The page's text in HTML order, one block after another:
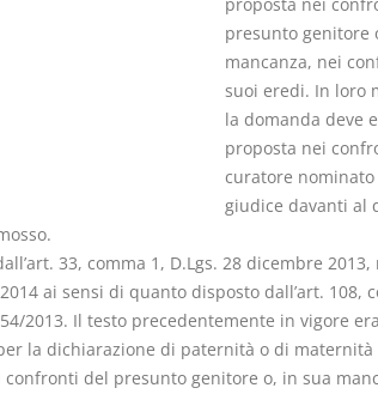
presunto genitore
mancanza, nei
suoi eredi. In loro
la domanda deve
proposta nei
curatore nominato
giudice davanti al
33, comma 1, D.Lgs. 28 dicembre 2013,
ai sensi di quanto disposto dall’art. 108,
2013. Il testo precedentemente in vigore
la dichiarazione di paternità o di
confronti del presunto genitore o, in sua
D. Minussi
Versione
(iva incl.)